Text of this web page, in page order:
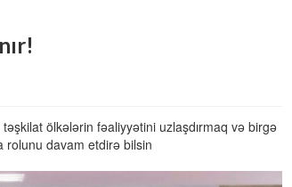
ölkələrin fəaliyyətini uzlaşdırmaq və birgə
rolunu davam etdirə bilsin